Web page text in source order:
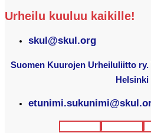
Urheilu kuuluu kaikille!
skul@skul.org
Suomen Kuurojen Urheiluliitto ry.
Helsinki